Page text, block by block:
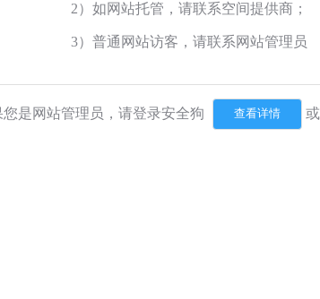
2）如网站托管，请联系空间提供商；
3）普通网站访客，请联系网站管理员
您是网站管理员，请登录安全狗 或